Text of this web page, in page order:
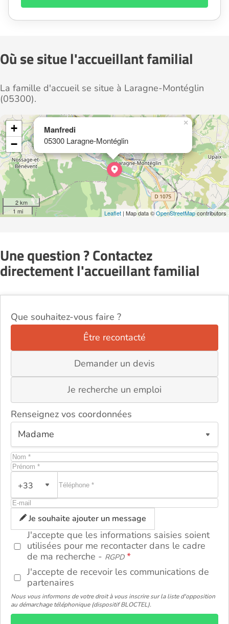
Où se situe l'accueillant familial
La famille d'accueil se situe à Laragne-Montéglin
(05300).
Manfredi
05300 Laragne-Montéglin
×
+
−
2 km
1 mi
Leaflet | Map data ©OpenStreetMapcontributors
Une question ? Contactez
directement l'accueillant familial
Que souhaitez-vous faire ?
Être recontacté
Demander un devis
Je recherche un emploi
Renseignez vos coordonnées
+33
Je souhaite ajouter un message
J'accepte que les informations saisies soient
utilisées pour me recontacter dans le cadre
de ma recherche - RGPD
J'accepte de recevoir les communications de
partenaires
Nous vous informons de votre droit à vous inscrire sur la liste d'opposition
au démarchage téléphonique (dispositif BLOCTEL).
ou